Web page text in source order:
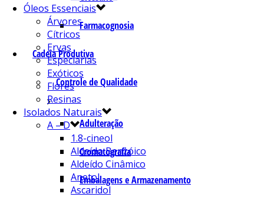
Farmacognosia
Cadeia Produtiva
Controle de Qualidade
Adulteração
Cromatografia
Embalagens e Armazenamento
Óleos Essenciais
Árvores
Cítricos
Ervas
Especiarias
Exóticos
Flores
Resinas
Isolados Naturais
A – D
1.8-cineol
Aldeído Benzóico
Aldeído Cinâmico
Anetol
Ascaridol